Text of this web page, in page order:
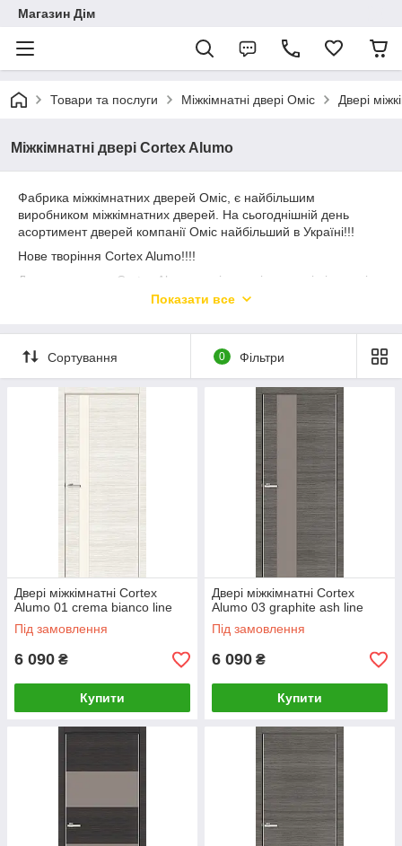
Магазин Дім
Товари та послуги Міжкімнатні двері Оміс Двері
Міжкімнатні двері Cortex Alumo
Фабрика міжкімнатних дверей Оміс, є найбільшим
виробником міжкімнатних дверей. На сьогоднішній день
асортимент дверей компанії Оміс найбільший в Україні!!!
Нове творіння Cortex Alumo!!!!
Дверне полотно Cortex Alumo з врізкою під замок і під петлі +
Показати все
Сортування 0 Фільтри
Двері міжкімнатні Cortex
Alumo 01 crema bianco line
Під замовлення
6 090 ₴
Купити
Двері міжкімнатні Cortex
Alumo 03 graphite ash line
Під замовлення
6 090 ₴
Купити